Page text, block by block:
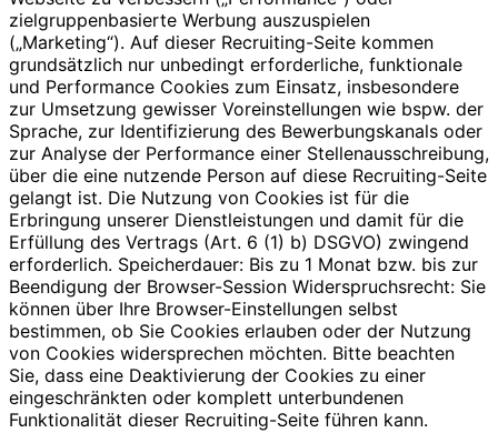
zielgruppenbasierte Werbung auszuspielen
(„Marketing“). Auf dieser Recruiting-Seite kommen
grundsätzlich nur unbedingt erforderliche, funktionale
und Performance Cookies zum Einsatz, insbesondere
zur Umsetzung gewisser Voreinstellungen wie bspw. der
Sprache, zur Identifizierung des Bewerbungskanals oder
zur Analyse der Performance einer Stellenausschreibung,
über die eine nutzende Person auf diese Recruiting-Seite
gelangt ist. Die Nutzung von Cookies ist für die
Erbringung unserer Dienstleistungen und damit für die
Erfüllung des Vertrags (Art. 6 (1) b) DSGVO) zwingend
erforderlich. Speicherdauer: Bis zu 1 Monat bzw. bis zur
Beendigung der Browser-Session Widerspruchsrecht: Sie
können über Ihre Browser-Einstellungen selbst
bestimmen, ob Sie Cookies erlauben oder der Nutzung
von Cookies widersprechen möchten. Bitte beachten
Sie, dass eine Deaktivierung der Cookies zu einer
eingeschränkten oder komplett unterbundenen
Funktionalität dieser Recruiting-Seite führen kann.